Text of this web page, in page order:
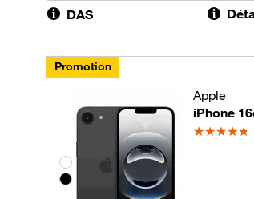
DAS
Promotion
Groupe de couleurs disponibles
Apple
iPhone